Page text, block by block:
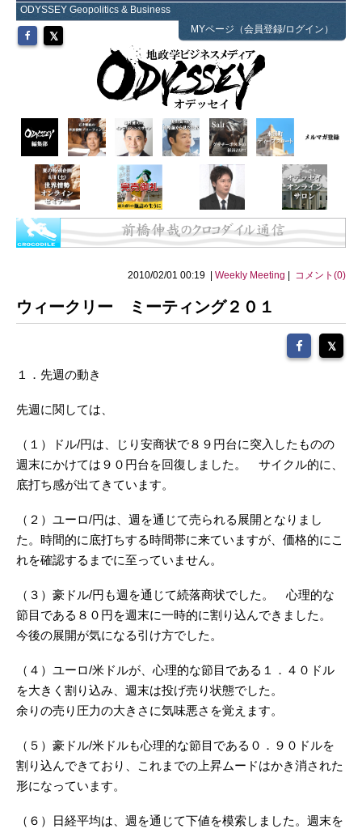
ODYSSEY Geopolitics & Business
MYページ（会員登録/ログイン）
2010/02/01 00:19 | Weekly Meeting コメント(0)
ウィークリー ミーティング２０１
１．先週の動き
先週に関しては、
（１）ドル/円は、じり安商状で８９円台に突入したものの
週末にかけては９０円台を回復しました。 サイクル的に、
底打ち感が出てきています。
（２）ユーロ/円は、週を通じて売られる展開となりまし
た。時間的に底打ちする時間帯に来ていますが、価格的にこ
れを確認するまでに至っていません。
（３）豪ドル/円も週を通じて続落商状でした。 心理的な
節目である８０円を週末に一時的に割り込んできました。
今後の展開が気になる引け方でした。
（４）ユーロ/米ドルが、心理的な節目である１．４０ドル
を大きく割り込み、週末は投げ売り状態でした。
余りの売り圧力の大きさに気味悪さを覚えます。
（５）豪ドル/米ドルも心理的な節目である０．９０ドルを
割り込んできており、これまでの上昇ムードはかき消された
形になっています。
（６）日経平均は、週を通じて下値を模索しました。週末を